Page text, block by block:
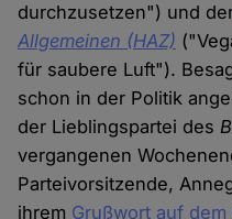
durchzusetzen") und
Allgemeinen (HAZ)
für saubere Luft").
schon in der Politik
der Lieblingspartei des
vergangenen
Parteivorsitzende,
ihrem Grußwort auf